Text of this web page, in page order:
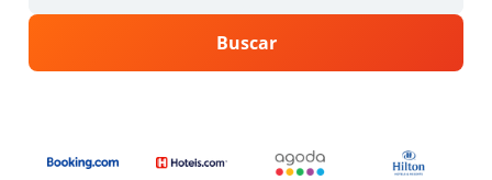
Buscar